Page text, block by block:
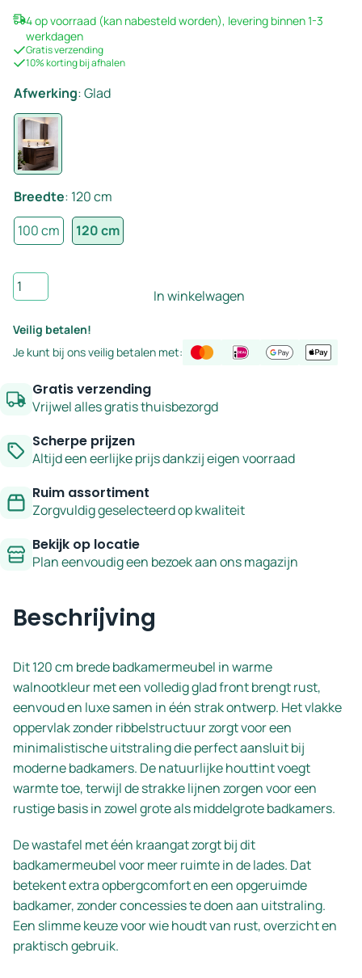
was:
€795,00.
is:
€509,00.
4 op voorraad (kan nabesteld worden), levering binnen 1-3
werkdagen
Gratis verzending
10% korting bij afhalen
Afwerking:Glad
Breedte: 120 cm
100 cm
120 cm
Badkamermeubel
klassiek
walnoot
glad
front
120
aantal
In winkelwagen
Veilig betalen!
Je kunt bij ons veilig betalen met:
Gratis verzending
Vrijwel alles gratis thuisbezorgd
Scherpe prijzen
Altijd een eerlijke prijs dankzij eigen voorraad
Ruim assortiment
Zorgvuldig geselecteerd op kwaliteit
Bekijk op locatie
Plan eenvoudig een bezoek aan ons magazijn
Beschrijving
Dit 120 cm brede badkamermeubel in warme
walnootkleur met een volledig glad front brengt rust,
eenvoud en luxe samen in één strak ontwerp. Het vlakke
oppervlak zonder ribbelstructuur zorgt voor een
minimalistische uitstraling die perfect aansluit bij
moderne badkamers. De natuurlijke houttint voegt
warmte toe, terwijl de strakke lijnen zorgen voor een
rustige basis in zowel grote als middelgrote badkamers.
De wastafel met één kraangat zorgt bij dit
badkamermeubel voor meer ruimte in de lades. Dat
betekent extra opbergcomfort en een opgeruimde
badkamer, zonder concessies te doen aan uitstraling.
Een slimme keuze voor wie houdt van rust, overzicht en
praktisch gebruik.